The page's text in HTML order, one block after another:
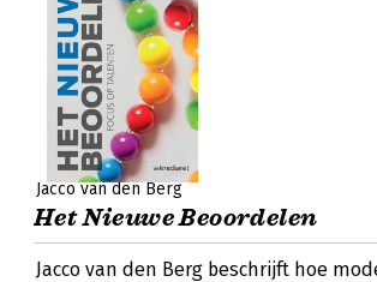
Jacco van den Berg
Het Nieuwe Beoordelen
Jacco van den Berg beschrijft hoe